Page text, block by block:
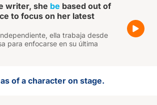
writer, she be based out of
to focus on her latest
ella trabaja desde
para enfocarse en su última
of a character on stage.